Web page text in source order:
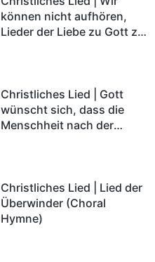
können nicht aufhören,
Lieder der Liebe zu Gott zu
Christliches Lied | Gott
wünscht sich, dass die
Menschheit nach der
Christliches Lied | Lied der
Überwinder (Choral
Hymne)